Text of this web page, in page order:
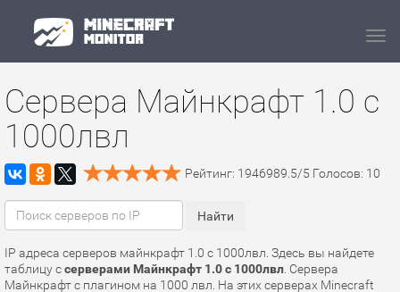
Сервера Майнкрафт 1.0 с
1000лвл
Рейтинг: 1946989.5/5 Голосов: 10
IP адреса серверов майнкрафт 1.0 с 1000лвл. Здесь вы найдете
таблицу ссерверами Майнкрафт 1.0 с 1000лвл . Сервера
Майнкрафт с плагином на 1000 лвл. На этих серверах Minecraft